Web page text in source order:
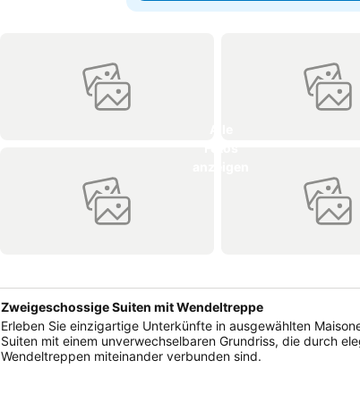
Zweigeschossige Suiten mit Wendeltreppe
Erleben Sie einzigartige Unterkünfte in ausgewählten
Suiten mit einem unverwechselbaren Grundriss, die durch
Wendeltreppen miteinander verbunden sind.